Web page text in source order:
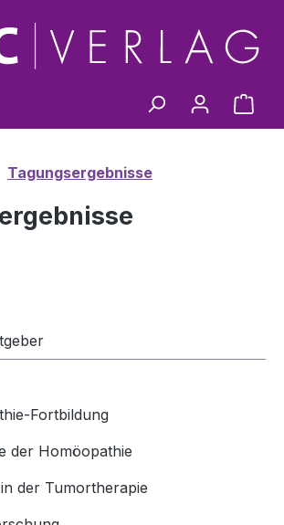
Tagungsergebnisse
Fortbildung
der Homöopathie
der Tumortherapie